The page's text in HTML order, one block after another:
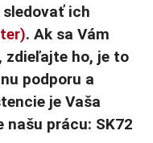
ich
. Ak sa Vám
zdieľajte ho, je to
podporu a
je Vaša
našu prácu: SK72